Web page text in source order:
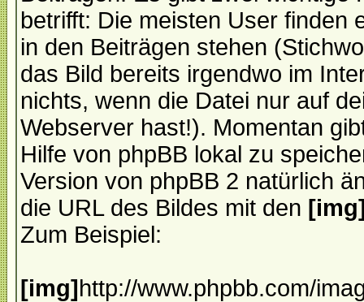
betrifft: Die meisten User finden
in den Beiträgen stehen
das Bild bereits irgendwo im
nichts, wenn die Datei nur auf
Webserver hast!). Momentan
Hilfe von phpBB lokal zu
Version von phpBB 2 natürlich
die URL des Bildes mit den
Zum Beispiel:
[img]http://www.phpbb.com/